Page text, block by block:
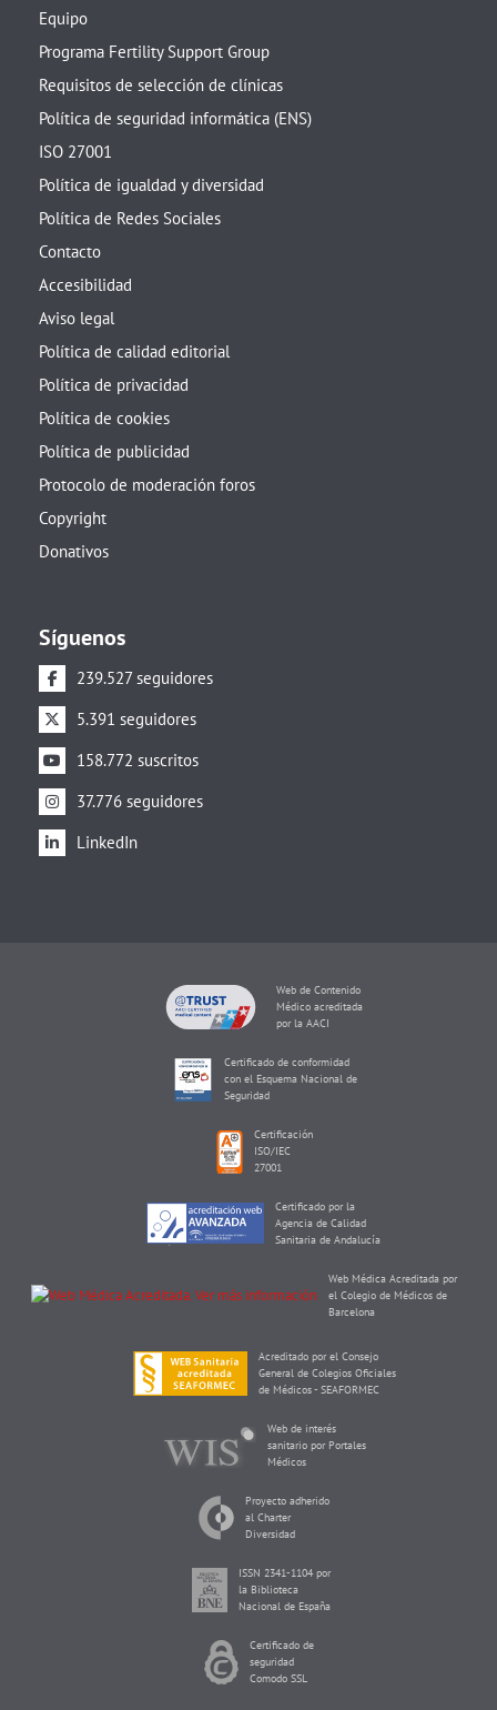
Equipo
Programa Fertility Support Group
Requisitos de selección de clínicas
Política de seguridad informática (ENS)
ISO 27001
Política de igualdad y diversidad
Política de Redes Sociales
Contacto
Accesibilidad
Aviso legal
Política de calidad editorial
Política de privacidad
Política de cookies
Política de publicidad
Protocolo de moderación foros
Copyright
Donativos
Síguenos
239.527 seguidores
5.391 seguidores
158.772 suscritos
37.776 seguidores
LinkedIn
Web de Contenido
Médico acreditada
por la AACI
Certificado de conformidad
con el Esquema Nacional de
Seguridad
Certificación
ISO/IEC
27001
Certificado por la
Agencia de Calidad
Sanitaria de Andalucía
Web Médica Acreditada por
el Colegio de Médicos de
Barcelona
Acreditado por el Consejo
General de Colegios Oficiales
de Médicos - SEAFORMEC
Web de interés
sanitario por Portales
Médicos
Proyecto adherido
al Charter
Diversidad
ISSN 2341-1104 por
la Biblioteca
Nacional de España
Certificado de
seguridad
Comodo SSL